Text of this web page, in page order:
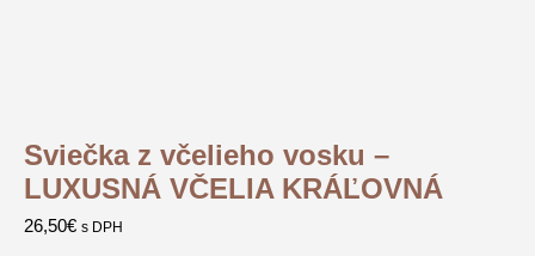
Sviečka z včelieho vosku –
LUXUSNÁ VČELIA KRÁĽOVNÁ
26,50€ s DPH